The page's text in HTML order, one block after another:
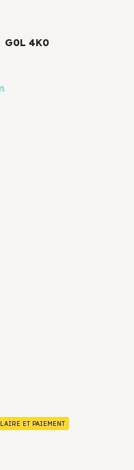
G0L 4K0
ET PAIEMENT